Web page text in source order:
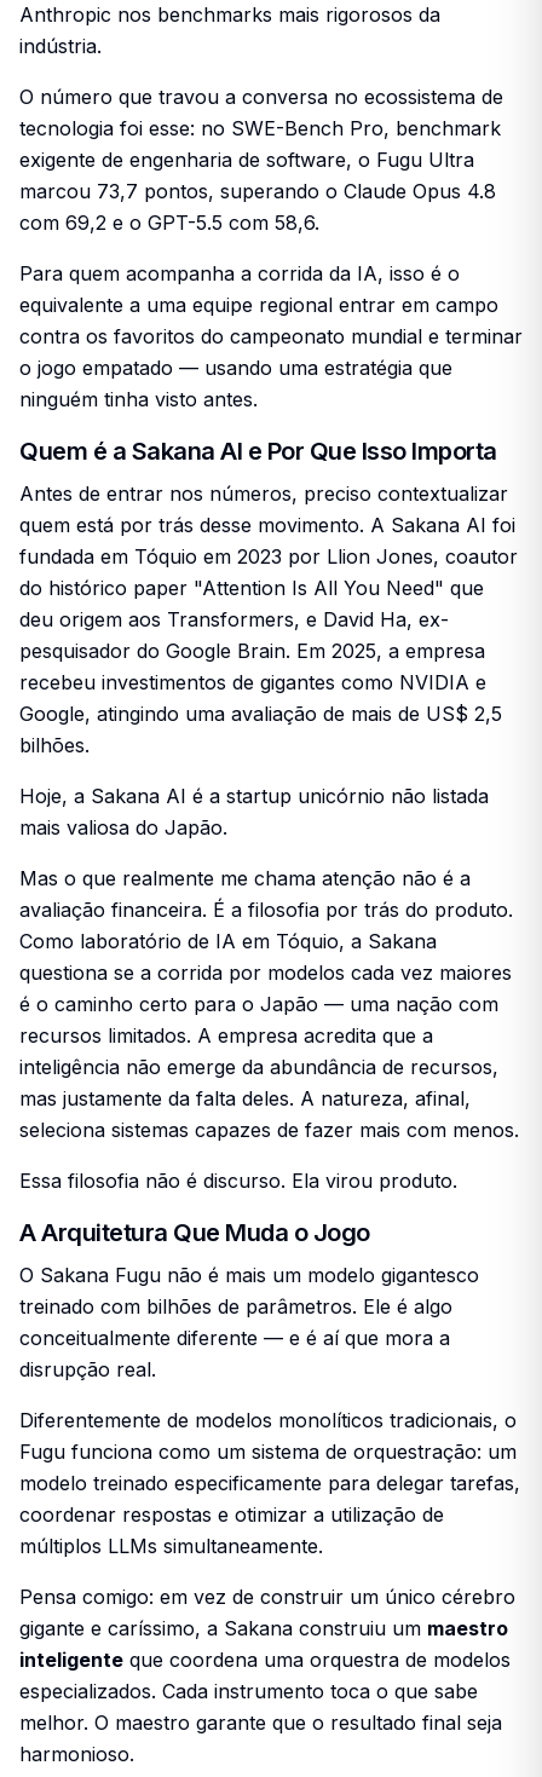
Anthropic nos benchmarks mais rigorosos da
indústria.
O número que travou a conversa no ecossistema de
tecnologia foi esse: no SWE-Bench Pro, benchmark
exigente de engenharia de software, o Fugu Ultra
marcou 73,7 pontos, superando o Claude Opus 4.8
com 69,2 e o GPT-5.5 com 58,6.
Para quem acompanha a corrida da IA, isso é o
equivalente a uma equipe regional entrar em campo
contra os favoritos do campeonato mundial e terminar
o jogo empatado — usando uma estratégia que
ninguém tinha visto antes.
Quem é a Sakana AI e Por Que Isso Importa
Antes de entrar nos números, preciso contextualizar
quem está por trás desse movimento. A Sakana AI foi
fundada em Tóquio em 2023 por Llion Jones, coautor
do histórico paper "Attention Is All You Need" que
deu origem aos Transformers, e David Ha, ex-
pesquisador do Google Brain. Em 2025, a empresa
recebeu investimentos de gigantes como NVIDIA e
Google, atingindo uma avaliação de mais de US$ 2,5
bilhões.
Hoje, a Sakana AI é a startup unicórnio não listada
mais valiosa do Japão.
Mas o que realmente me chama atenção não é a
avaliação financeira. É a filosofia por trás do produto.
Como laboratório de IA em Tóquio, a Sakana
questiona se a corrida por modelos cada vez maiores
é o caminho certo para o Japão — uma nação com
recursos limitados. A empresa acredita que a
inteligência não emerge da abundância de recursos,
mas justamente da falta deles. A natureza, afinal,
seleciona sistemas capazes de fazer mais com menos.
Essa filosofia não é discurso. Ela virou produto.
A Arquitetura Que Muda o Jogo
O Sakana Fugu não é mais um modelo gigantesco
treinado com bilhões de parâmetros. Ele é algo
conceitualmente diferente — e é aí que mora a
disrupção real.
Diferentemente de modelos monolíticos tradicionais, o
Fugu funciona como um sistema de orquestração: um
modelo treinado especificamente para delegar tarefas,
coordenar respostas e otimizar a utilização de
múltiplos LLMs simultaneamente.
Pensa comigo: em vez de construir um único cérebro
gigante e caríssimo, a Sakana construiu um maestro
inteligente que coordena uma orquestra de modelos
especializados. Cada instrumento toca o que sabe
melhor. O maestro garante que o resultado final seja
harmonioso.